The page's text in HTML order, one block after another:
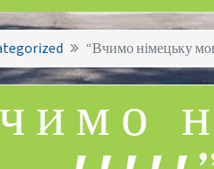
“Вчимо німецьку